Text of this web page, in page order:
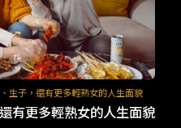
生子，還有更多輕熟女的人生面貌
有更多輕熟女的人生面貌